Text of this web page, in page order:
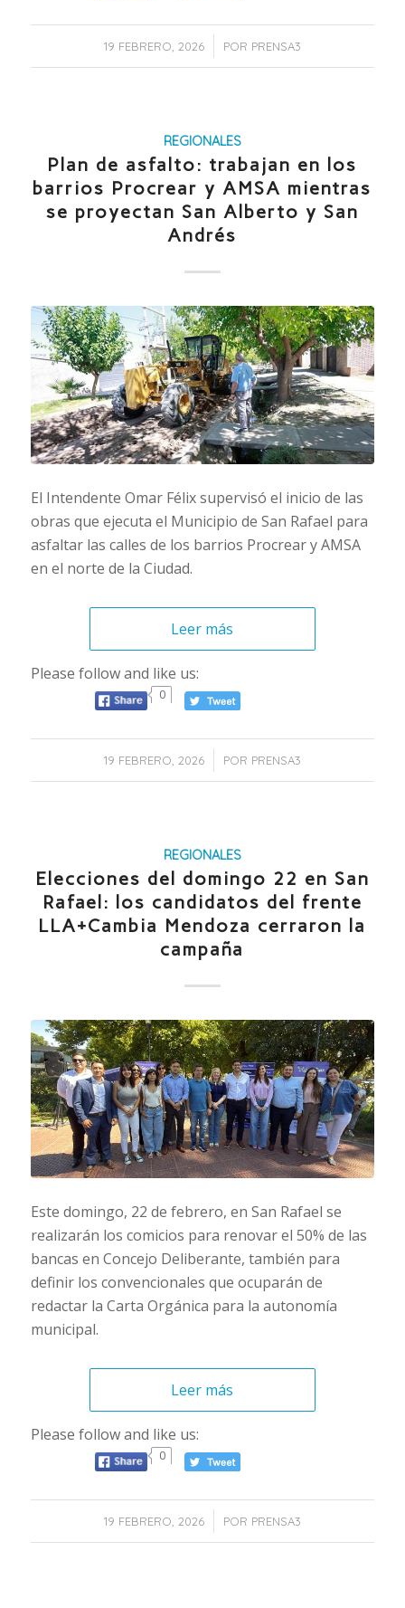
19 FEBRERO, 2026
/ POR PRENSA3
REGIONALES
Plan de asfalto: trabajan en los
barrios Procrear y AMSA mientras
se proyectan San Alberto y San
Andrés
El Intendente Omar Félix supervisó el inicio de las
obras que ejecuta el Municipio de San Rafael para
asfaltar las calles de los barrios Procrear y AMSA
en el norte de la Ciudad.
Leer más
Please follow and like us:
0
19 FEBRERO, 2026
/ POR PRENSA3
REGIONALES
Elecciones del domingo 22 en San
Rafael: los candidatos del frente
LLA+Cambia Mendoza cerraron la
campaña
Este domingo, 22 de febrero, en San Rafael se
realizarán los comicios para renovar el 50% de las
bancas en Concejo Deliberante, también para
definir los convencionales que ocuparán de
redactar la Carta Orgánica para la autonomía
municipal.
Leer más
Please follow and like us:
0
19 FEBRERO, 2026
/ POR PRENSA3